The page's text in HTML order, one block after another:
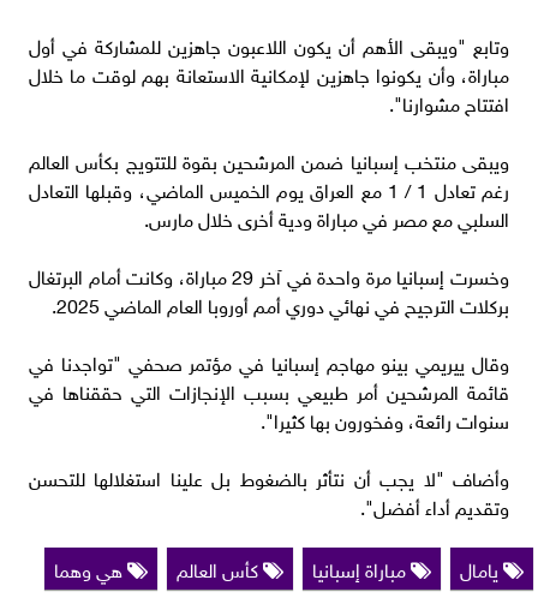
وتابع "ويبقى الأهم أن يكون اللاعبون جاهزين للمشاركة في أول
مباراة، وأن يكونوا جاهزين لإمكانية الاستعانة بهم لوقت ما خلال
افتتاح مشوارنا".
ويبقى منتخب إسبانيا ضمن المرشحين بقوة للتتويج بكأس العالم
رغم تعادل 1 / 1 مع العراق يوم الخميس الماضي، وقبلها التعادل
السلبي مع مصر في مباراة ودية أخرى خلال مارس.
وخسرت إسبانيا مرة واحدة في آخر 29 مباراة، وكانت أمام البرتغال
بركلات الترجيح في نهائي دوري أمم أوروبا العام الماضي 2025.
وقال ييريمي بينو مهاجم إسبانيا في مؤتمر صحفي "تواجدنا في
قائمة المرشحين أمر طبيعي بسبب الإنجازات التي حققناها في
سنوات رائعة، وفخورون بها كثيرا".
وأضاف "لا يجب أن نتأثر بالضغوط بل علينا استغلالها للتحسن
وتقديم أداء أفضل".
يامال
مباراة إسبانيا كأس العالم هي وهما